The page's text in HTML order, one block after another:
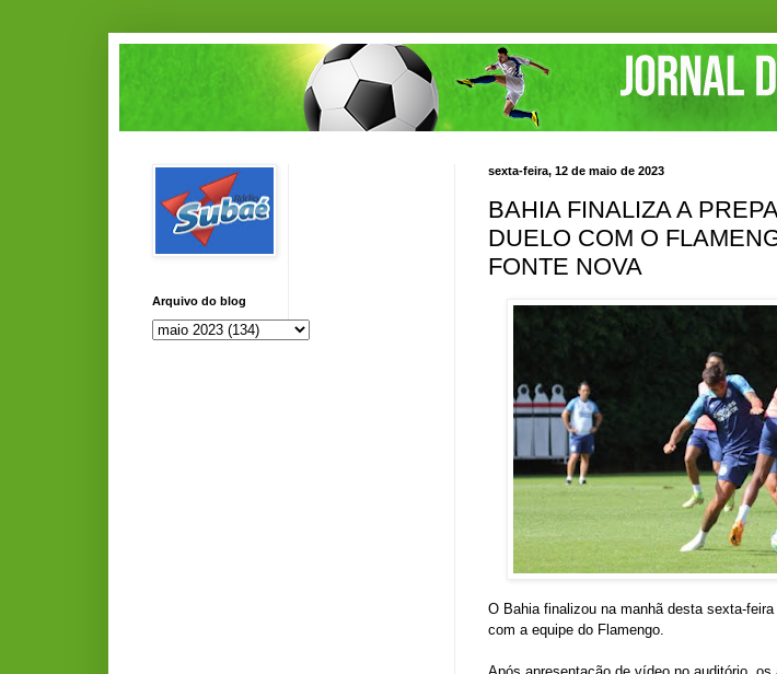
sexta-feira, 12 de maio de 2023
BAHIA FINALIZA A
DUELO COM O
FONTE NOVA
O Bahia finalizou na manhã desta sexta-
com a equipe do Flamengo.
Arquivo do blog